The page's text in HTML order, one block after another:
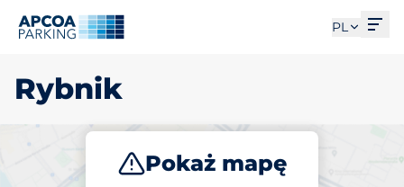
PL
Rybnik
Pokaż mapę
Parkuj Ładuj